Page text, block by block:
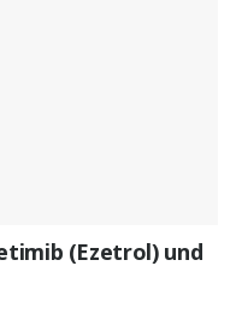
(Ezetrol) und